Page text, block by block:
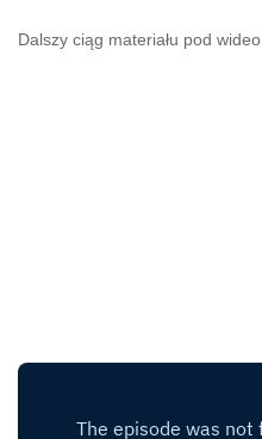
Dalszy ciąg materiału pod wideo